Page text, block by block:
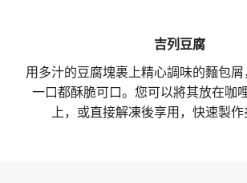
吉列豆腐
用多汁的豆腐塊裹上精心調味的麵包
一口都酥脆可口。您可以將其放在咖
上，或直接解凍後享用，快速製作